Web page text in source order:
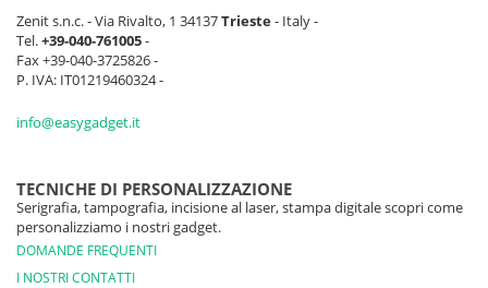
Zenit s.n.c. - Via Rivalto, 1 34137Trieste- Italy -
Tel.+39-040-761005-
Fax +39-040-3725826 -
P. IVA: IT01219460324 -
info@easygadget.it
TECNICHE DI PERSONALIZZAZIONE
Serigrafia, tampografia, incisione al laser, stampa digitale scopri come
personalizziamo i nostri gadget.
DOMANDE FREQUENTI
I NOSTRI CONTATTI